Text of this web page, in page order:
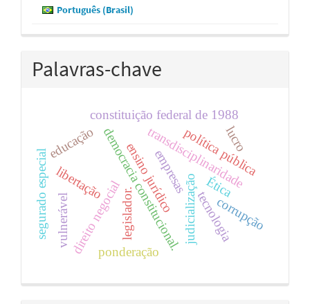
Português (Brasil)
Palavras-chave
direito negocial
democracia constitucional.
libertação ensino jurídico
transdisciplinaridade
constituição federal de 1988
educação
judicialização
política pública
tecnologia
legislador.
segurado especial
ponderação
empresas
lucro
Ética
corrupção
vulnerável